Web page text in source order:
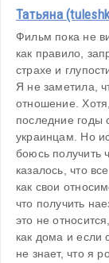
Татьяна
Фильм пока не
как правило,
страхе и
Я не заметила,
отношение.
последние годы
украинцам. Но
боюсь получить
казалось, что
как свои
что получить
это не
как дома и если
не знает, что я